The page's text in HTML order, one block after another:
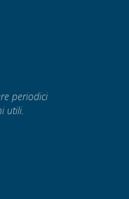
periodici
utili.